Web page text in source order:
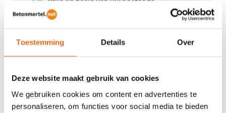
Toestemming Details Over
Deze website maakt gebruik van cookies
We gebruiken cookies om content en advertenties te
personaliseren, om functies voor social media te bieden
Regelmatig nieuwe prijzen